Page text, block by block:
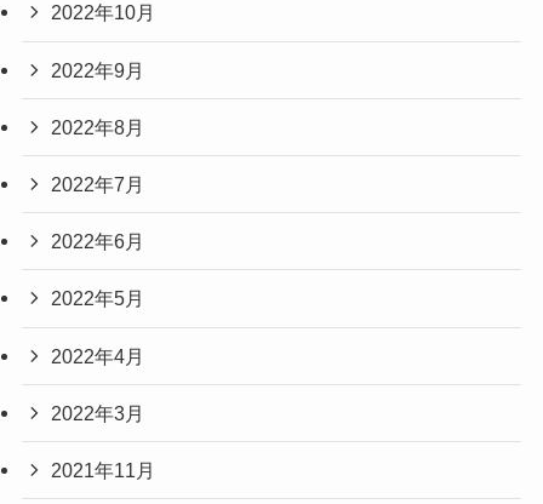
2022年10月
2022年9月
2022年8月
2022年7月
2022年6月
2022年5月
2022年4月
2022年3月
2021年11月